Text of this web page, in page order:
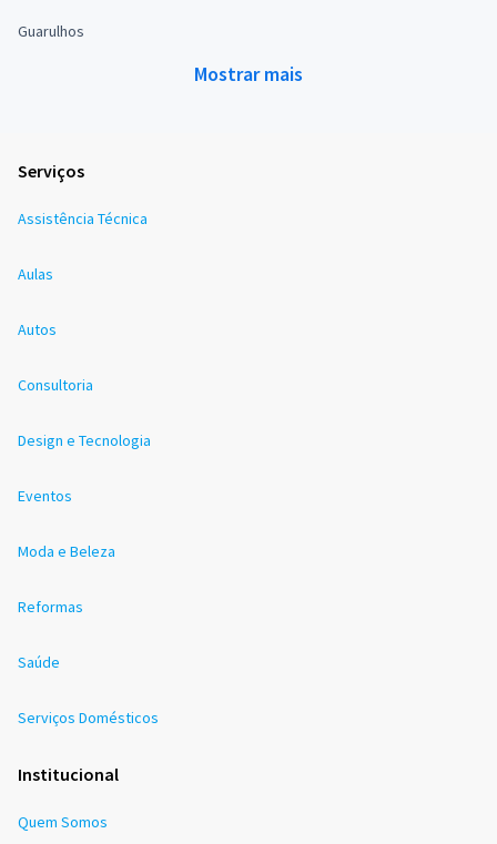
Guarulhos
Mostrar mais
Serviços
Assistência Técnica
Aulas
Autos
Consultoria
Design e Tecnologia
Eventos
Moda e Beleza
Reformas
Saúde
Serviços Domésticos
Institucional
Quem Somos